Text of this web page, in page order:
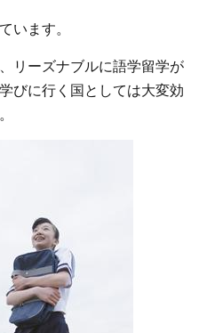
います。
リーズナブルに語学留学が
びに行く国としては大変効